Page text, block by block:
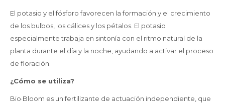
El potasio y el fósforo favorecen la formación y el crecimiento
de los bulbos, los cálices y los pétalos. El potasio
especialmente trabaja en sintonía con el ritmo natural de la
planta durante el día y la noche, ayudando a activar el proceso
de floración.
¿Cómo se utiliza?
Bio·Bloom es un fertilizante de actuación independiente, que